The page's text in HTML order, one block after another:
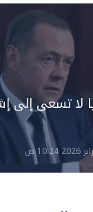
لا تسعى إلى